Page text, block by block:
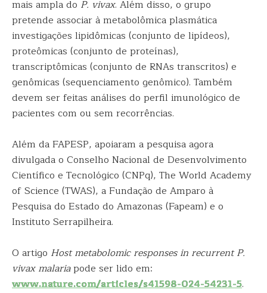
mais ampla do P. vivax. Além disso, o grupo
pretende associar à metabolômica plasmática
investigações lipidômicas (conjunto de lipídeos),
proteômicas (conjunto de proteínas),
transcriptômicas (conjunto de RNAs transcritos) e
genômicas (sequenciamento genômico). Também
devem ser feitas análises do perfil imunológico de
pacientes com ou sem recorrências.
Além da FAPESP, apoiaram a pesquisa agora
divulgada o Conselho Nacional de Desenvolvimento
Científico e Tecnológico (CNPq), The World Academy
of Science (TWAS), a Fundação de Amparo à
Pesquisa do Estado do Amazonas (Fapeam) e o
Instituto Serrapilheira.
O artigo Host metabolomic responses in recurrent P.
vivax malariapode ser lido em:
www.nature.com/articles/s41598-024-54231-5.